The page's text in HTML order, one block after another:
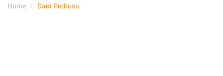
Home Dani Pedrosa